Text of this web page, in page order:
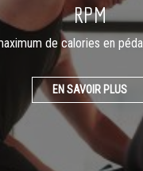
RPM
de calories en
EN SAVOIR PLUS